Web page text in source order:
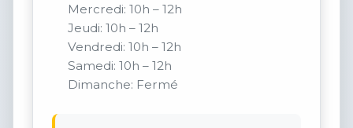
Mercredi: 10h – 12h
Jeudi: 10h – 12h
Vendredi: 10h – 12h
Samedi: 10h – 12h
Dimanche: Fermé